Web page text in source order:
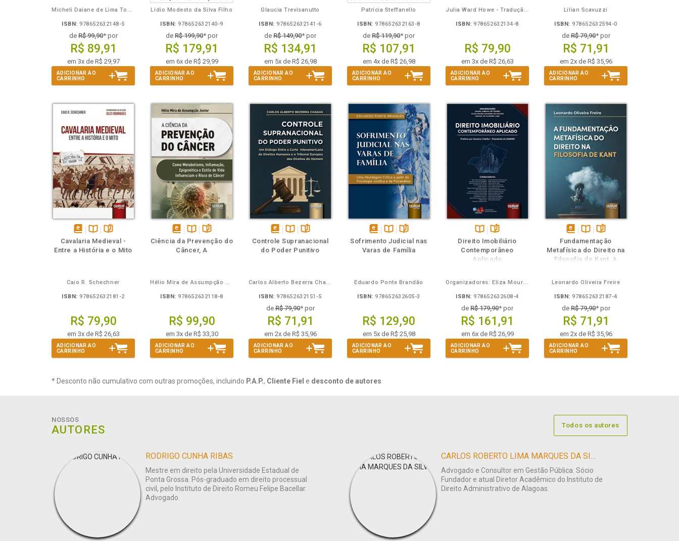
Micheli Daiane de Lima Toporowicz
ISBN: 978652632148-5
deR$ 99,90* por
R$ 89,91
em 3x de R$ 29,97
ADICIONAR AO
CARRINHO
Lídio Modesto da Silva Filho
ISBN: 978652632140-9
de R$ 199,90* por
R$ 179,91
em 6x de R$ 29,99
ADICIONAR AO
CARRINHO
Glaucia Trevisanutto
ISBN: 978652632141-6
de R$ 149,90* por
R$ 134,91
em 5x de R$ 26,98
ADICIONAR AO
CARRINHO
Patrícia Steffanello
ISBN: 978652632163-8
de R$ 119,90* por
R$ 107,91
em 4x de R$ 26,98
ADICIONAR AO
CARRINHO
Julia Ward Howe - Tradução: Osvaldo Ferreira de Carvalho
ISBN: 978652632134-8
R$ 79,90
em 3x de R$ 26,63
ADICIONAR AO
CARRINHO
Lilian Scavuzzi
ISBN: 978652632594-0
deR$ 79,90* por
R$ 71,91
em 2x de R$ 35,96
ADICIONAR AO
CARRINHO
disponível
em
Disponível
na
páginas
Cavalaria Medieval -
Entre a História e o Mito
Caio R. Schechner
ISBN: 978652632181-2
R$ 79,90
em 3x de R$ 26,63
ADICIONAR AO
CARRINHO
disponível
em
Disponível
na
páginas
Ciência da Prevenção do
Câncer, A
Hélio Mira de Assumpção Junior
ISBN: 978652632118-8
R$ 99,90
em 3x de R$ 33,30
ADICIONAR AO
CARRINHO
disponível
em
Disponível
na
páginas
Controle Supranacional
do Poder Punitivo
Carlos Alberto Bezerra Chagas
ISBN: 978652632151-5
deR$ 79,90* por
R$ 71,91
em 2x de R$ 35,96
ADICIONAR AO
CARRINHO
Também
disponível
em
Disponível
na
páginas
Sofrimento Judicial nas
Varas de Família
Eduardo Ponte Brandão
ISBN: 978652632605-3
R$ 129,90
em 5x de R$ 25,98
ADICIONAR AO
CARRINHO
Disponível
na
B.V.
páginas
Direito Imobiliário
Contemporâneo
Aplicado
Organizadores: Eliza Moura Navarro de Novaes, Rafael de Oliveira Lage, Daniel Ribeiro Pettersen
ISBN: 978652632608-4
de R$ 179,90* por
R$ 161,91
em 6x de R$ 26,99
ADICIONAR AO
CARRINHO
Também
disponível
em
eBook
Disponível
na
B.V.
páginas
Fundamentação
Metafísica do Direito na
Filosofia de Kant, A
Leonardo Oliveira Freire
ISBN: 978652632187-4
deR$ 79,90* por
R$ 71,91
em 2x de R$ 35,96
ADICIONAR AO
CARRINHO
* Desconto não cumulativo com outras promoções, incluindo P.A.P., Cliente Fiel e desconto de autores
NOSSOS
AUTORES Todos os autores
RODRIGO CUNHA RIBAS
Mestre em direito pela Universidade Estadual de
Ponta Grossa. Pós-graduado em direito processual
civil, pelo Instituto de Direito Romeu Felipe Bacellar.
Advogado.
CARLOS ROBERTO LIMA MARQUES DA SILVA
Advogado e Consultor em Gestão Pública. Sócio
Fundador e atual Diretor Acadêmico do Instituto de
Direito Administrativo de Alagoas.